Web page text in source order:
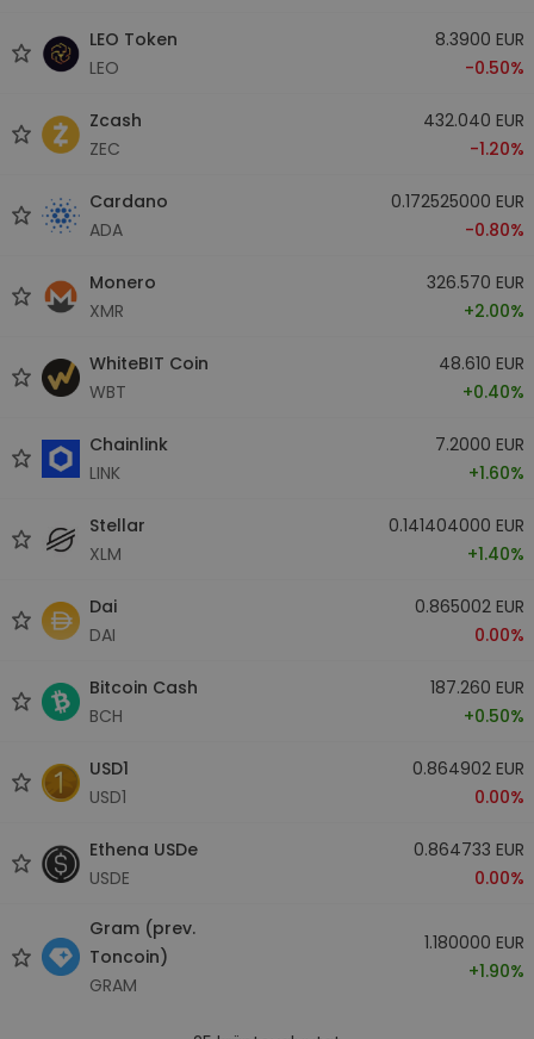
LEO Token
LEO
8.3900 EUR
-0.50%
Zcash
ZEC
432.040 EUR
-1.20%
Cardano
ADA
0.172525000 EUR
-0.80%
Monero
XMR
326.570 EUR
+2.00%
WhiteBIT Coin
WBT
48.610 EUR
+0.40%
Chainlink
LINK
7.2000 EUR
+1.60%
Stellar
XLM
0.141404000 EUR
+1.40%
Dai
DAI
0.865002 EUR
0.00%
Bitcoin Cash
BCH
187.260 EUR
+0.50%
USD1
USD1
0.864902 EUR
0.00%
Ethena USDe
USDE
0.864733 EUR
0.00%
Gram (prev.
Toncoin)
GRAM
1.180000 EUR
+1.90%